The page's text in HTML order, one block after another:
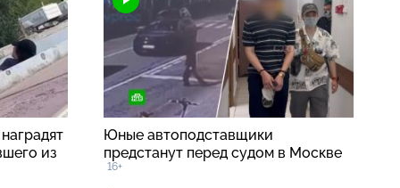
из
Юные автоподставщики
предстанут перед судом в Москве
16+